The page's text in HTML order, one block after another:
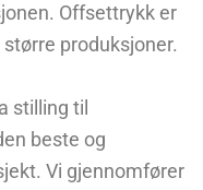
Offsettrykk er
produksjoner.
stilling til
beste og
Vi gjennomfører